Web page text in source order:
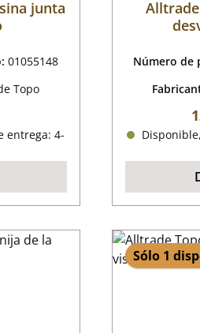
junta
01055148
Topo
entrega: 4-
Número
Sólo 1